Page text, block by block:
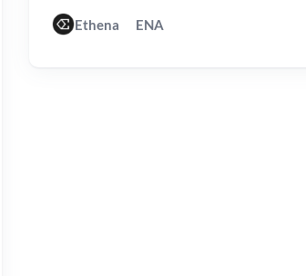
Ethena ENA